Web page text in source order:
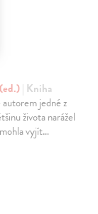
| Kniha
jedné z
života narážel
vyjít…